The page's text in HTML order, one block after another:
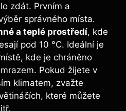
zdát. Prvním a
správného místa.
a teplé prostředí, kde
pod 10 °C. Ideální je
kde je chráněno
Pokud žijete v
klimatem, zvažte
které můžete